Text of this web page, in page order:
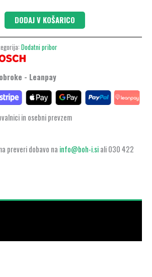
DODAJ V KOŠARICO
Dodatni pribor
- Leanpay
in osebni prevzem
preveri dobavo na info@boh-i.siali 030 422